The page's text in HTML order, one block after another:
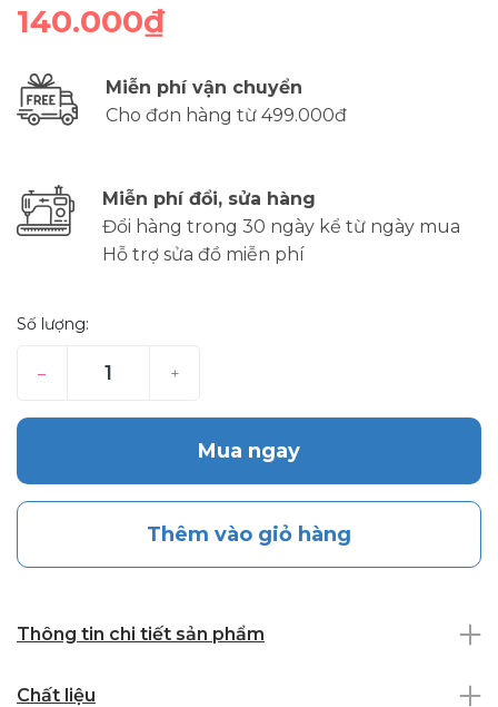
140.000₫
Miễn phí vận chuyển
Cho đơn hàng từ 499.000đ
Miễn phí đổi, sửa hàng
Đổi hàng trong 30 ngày kể từ ngày mua
Hỗ trợ sửa đồ miễn phí
Số lượng:
– +
Mua ngay
Thêm vào giỏ hàng
Thông tin chi tiết sản phẩm
Chất liệu